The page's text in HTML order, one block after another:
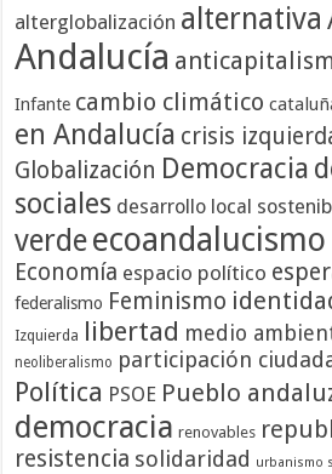
alterglobalización alternativa
Andalucía
Infante cambio climático
en Andalucía crisis
Globalización Democracia
sociales desarrollo local
verdeecoandalucismo
Economía espacio político
federalismo Feminismo
Izquierda libertad medio
neoliberalismo participación
Política PSOE Pueblo
democracia renovables
resistencia solidaridad urbanismo